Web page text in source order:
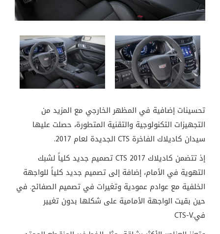
تحسينات إضافية في المظهر الخارجي مع المزيد من
التجهيزات التكنولوجية والتقنية المتطورة، حصلت عليها
سيدان كاديلاك الفاخرة CTS الجديدة لعام 2017
.
إذ تتضمن كاديلاك CTS 2017تصميم جديد كلياً لشبك
التهوية في الأمام، إضافة إلى تصميم جديد كلياً للواجهة
الخلفية مع عوادم عمودية وتغيرات في تصميم الصفائح. في
حين بقيت الواجهة الأمامية على شكلها بدون تغيير
فيCTS-V.